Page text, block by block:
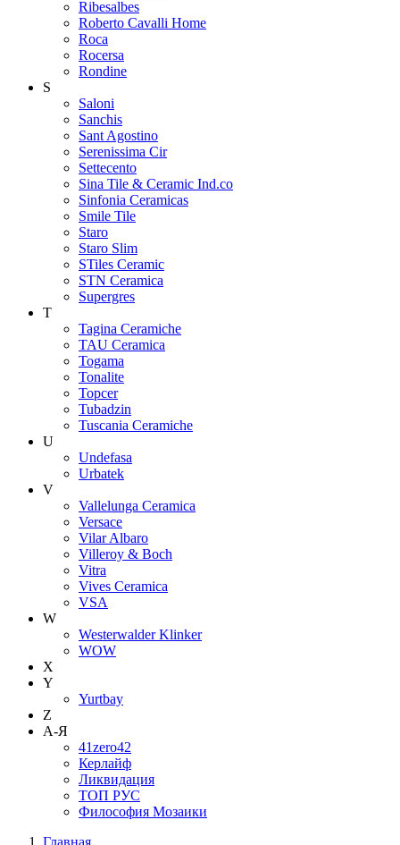
Ribesalbes
Roberto Cavalli Home
Roca
Rocersa
Rondine
S
Saloni
Sanchis
Sant Agostino
Serenissima Cir
Settecento
Sina Tile & Ceramic Ind.co
Sinfonia Ceramicas
Smile Tile
Staro
Staro Slim
STiles Ceramic
STN Ceramica
Supergres
T
Tagina Ceramiche
TAU Ceramica
Togama
Tonalite
Topcer
Tubadzin
Tuscania Ceramiche
U
Undefasa
Urbatek
V
Vallelunga Ceramica
Versace
Vilar Albaro
Villeroy & Boch
Vitra
Vives Ceramica
VSA
W
Westerwalder Klinker
WOW
X
Y
Yurtbay
Z
А-Я
41zero42
Керлайф
Ликвидация
ТОП РУС
Философия Мозаики
Главная